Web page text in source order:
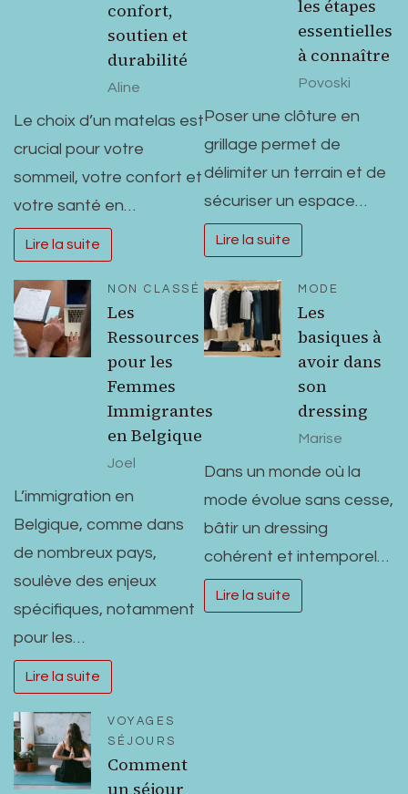
confort,
soutien et
durabilité
Aline
Le choix d’un matelas est
crucial pour votre
sommeil, votre confort et
votre santé en…
Lire la suite
les étapes
essentielles
à connaître
Povoski
Poser une clôture en
grillage permet de
délimiter un terrain et de
sécuriser un espace…
Lire la suite
NON CLASSÉ
Les
Ressources
pour les
Femmes
Immigrantes
en Belgique
Joel
L’immigration en
Belgique, comme dans
de nombreux pays,
soulève des enjeux
spécifiques, notamment
pour les…
Lire la suite
MODE
Les
basiques à
avoir dans
son
dressing
Marise
Dans un monde où la
mode évolue sans cesse,
bâtir un dressing
cohérent et intemporel…
Lire la suite
VOYAGES
SÉJOURS
Comment
un séjour